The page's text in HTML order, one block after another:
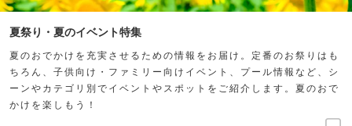
夏祭り・夏のイベント特集
夏のおでかけを充実させるための情報をお届け。定番のお祭りはも
ちろん、子供向け・ファミリー向けイベント、プール情報など、シ
ーンやカテゴリ別でイベントやスポットをご紹介します。夏のおで
かけを楽しもう！